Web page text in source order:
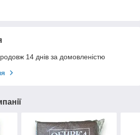
14 днів за домовленістю